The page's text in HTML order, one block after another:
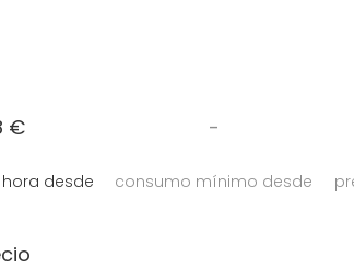
€
desde
-
consumo mínimo desde